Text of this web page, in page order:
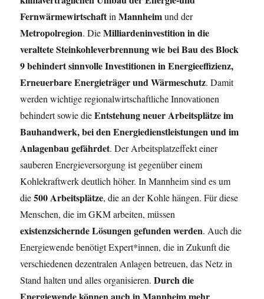
FernwärmewirtschaftinMannheimund der
Metropolregion. DieMilliardeninvestition in die
veraltete Steinkohleverbrennung wie bei Bau des Block
9 behindert sinnvolle Investitionen in Energieeffizienz,
Erneuerbare Energieträger und Wärmeschutz. Damit
werden wichtige regionalwirtschaftliche Innovationen
behindert sowie dieEntstehung neuer Arbeitsplätze im
Bauhandwerk, bei den Energiedienstleistungen und im
Anlagenbau gefährdet. Der Arbeitsplatzeffekt einer
sauberen Energieversorgung ist gegenüber einem
Kohlekraftwerk deutlich höher. In Mannheim sind es um
die500 Arbeitsplätze, die an der Kohle hängen. Für diese
Menschen, die im GKM arbeiten, müssen
existenzsichernde Lösungen gefunden werden. Auch die
Energiewende benötigt Expert*innen, die in Zukunft die
verschiedenen dezentralen Anlagen betreuen, das Netz in
Stand halten und alles organisieren.Durch die